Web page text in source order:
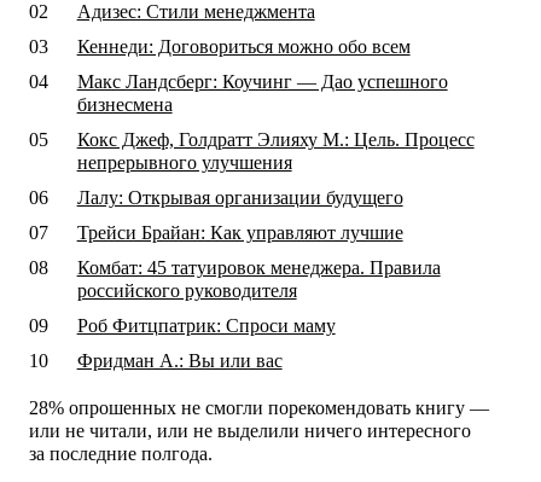
Адизес: Стили менеджмента
Кеннеди: Договориться можно обо всем
Макс Ландсберг: Коучинг — Дао успешного
бизнесмена
Кокс Джеф, Голдратт Элияху М.: Цель. Процесс
непрерывного улучшения
Лалу: Открывая организации будущего
Трейси Брайан: Как управляют лучшие
Комбат: 45 татуировок менеджера. Правила
российского руководителя
Роб Фитцпатрик: Спроси маму
Фридман А.: Вы или вас
28% опрошенных не смогли порекомендовать книгу —
или не читали, или не выделили ничего интересного
за последние полгода.